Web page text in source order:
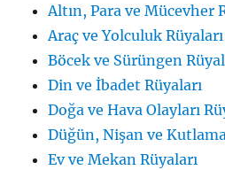
Altın, Para ve Mücevher
Araç ve Yolculuk Rüyaları
Böcek ve Sürüngen
Din ve İbadet Rüyaları
Doğa ve Hava Olayları
Düğün, Nişan ve
Ev ve Mekan Rüyaları